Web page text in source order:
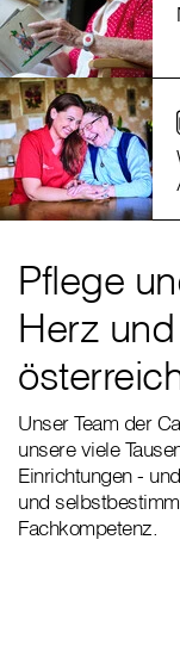
Pflege
Herz
Unser Team der
unsere viele
Einrichtungen -
und
Fachkompetenz.